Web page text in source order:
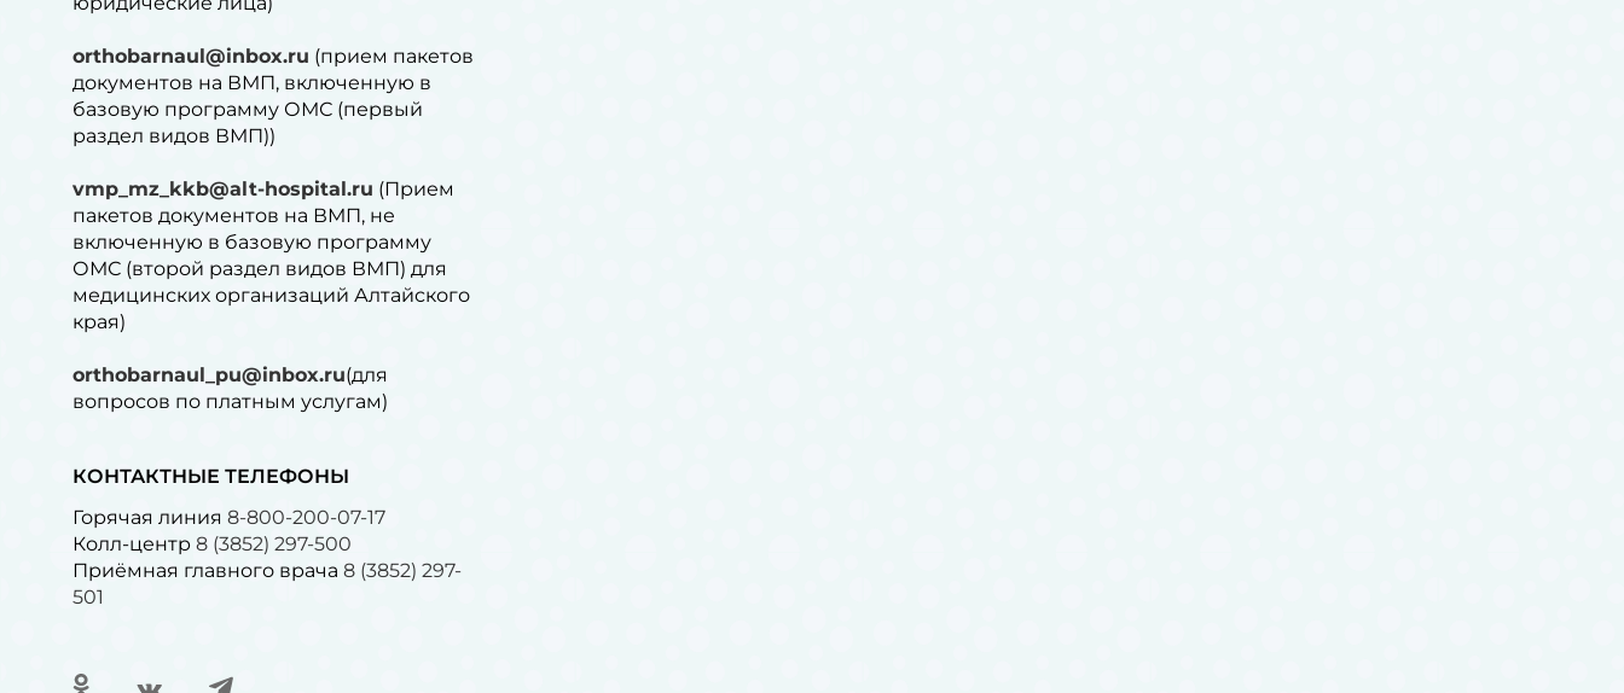
orthobarnaul@inbox.ru (прием пакетов
документов на ВМП, включенную в
базовую программу ОМС (первый
раздел видов ВМП))
vmp_mz_kkb@alt-hospital.ru (Прием
пакетов документов на ВМП, не
включенную в базовую программу
ОМС (второй раздел видов ВМП) для
медицинских организаций Алтайского
края)
orthobarnaul_pu@inbox.ru(для
вопросов по платным услугам)⁠
КОНТАКТНЫЕ ТЕЛЕФОНЫ
Горячая линия 8-800-200-07-17
Колл-центр 8 (3852) 297-500
Приёмная главного врача 8 (3852) 297-
501